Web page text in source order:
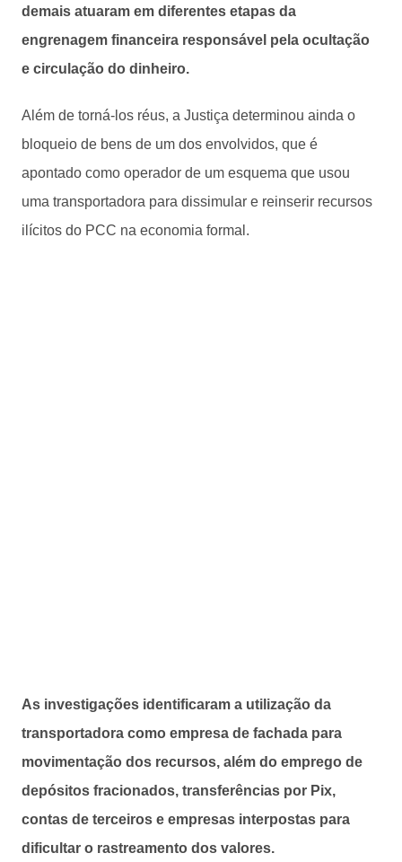
demais atuaram em diferentes etapas da
engrenagem financeira responsável pela ocultação
e circulação do dinheiro.
Além de torná-los réus, a Justiça determinou ainda o
bloqueio de bens de um dos envolvidos, que é
apontado como operador de um esquema que usou
uma transportadora para dissimular e reinserir recursos
ilícitos do PCC na economia formal.
As investigações identificaram a utilização da
transportadora como empresa de fachada para
movimentação dos recursos, além do emprego de
depósitos fracionados, transferências por Pix,
contas de terceiros e empresas interpostas para
dificultar o rastreamento dos valores.